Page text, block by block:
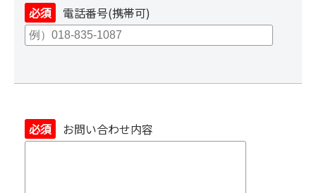
必須 電話番号(携帯可)
必須 お問い合わせ内容